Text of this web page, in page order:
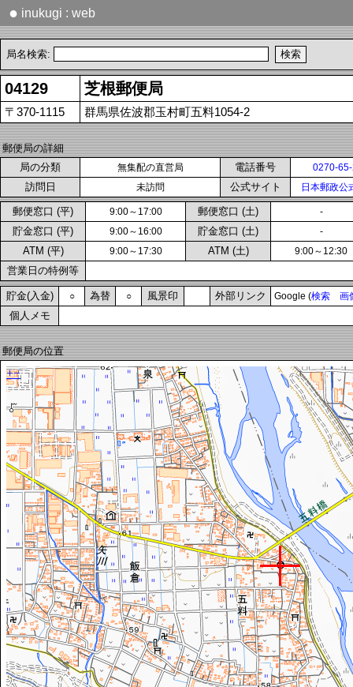
● inukugi : web
局名検索:
04129 芝根郵便局
〒370-1115 群馬県佐波郡玉村町五料1054-2
郵便局の詳細
局の分類
無集配の直営局 電話番号 0270-
訪問日 未訪問 公式サイト 日本郵政公
郵便窓口 (平) 9:00～17:00 郵便窓口 (土) -
貯金窓口 (平) 9:00～16:00 貯金窓口 (土) -
ATM (平) 9:00～17:30 ATM (土) 9:00～12:30
営業日の特例等
貯金(入金) ○ 為替 ○ 風景印 外部リンク Google (検索 画
個人メモ
郵便局の位置